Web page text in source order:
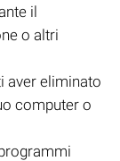
il
o altri
aver eliminato
computer o